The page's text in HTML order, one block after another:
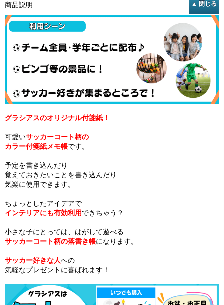
商品説明
グラシアスのオリジナル付箋紙！
可愛いサッカーコート柄の
カラー付箋紙メモ帳です。
予定を書き込んだり
覚えておきたいことを書き込んだり
気楽に使用できます。
ちょっとしたアイデアで
インテリアにも有効利用できちゃう？
小さな子にとっては、はがして遊べる
サッカーコート柄の落書き帳になります。
サッカー好きな人への
気軽なプレゼントに喜ばれます！